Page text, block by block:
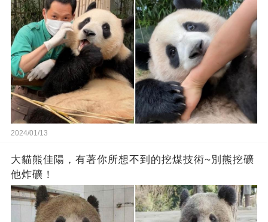
2024/01/13
大貓熊佳陽，有著你所想不到的挖煤技術~別熊挖礦
他炸礦！